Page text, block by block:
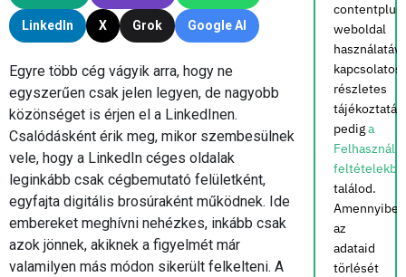
LinkedIn X Grok Google AI
Egyre több cég vágyik arra, hogy ne
egyszerűen csak jelen legyen, de nagyobb
közönséget is érjen el a LinkedInen.
Csalódásként érik meg, mikor szembesülnek
vele, hogy a LinkedIn céges oldalak
leginkább csak cégbemutató felületként,
egyfajta digitális brosúraként működnek. Ide
embereket meghívni nehézkes, inkább csak
azok jönnek, akiknek a figyelmét már
valamilyen más módon sikerült felkelteni. A
weboldal
kapcsolatos
részletes
pediga
találod.
Amennyiben
az
adataid
törlését